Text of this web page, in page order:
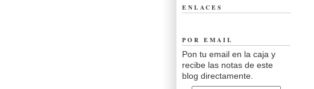
ENLACES
POR EMAIL
Pon tu email en la caja y
recibe las notas de este
blog directamente.